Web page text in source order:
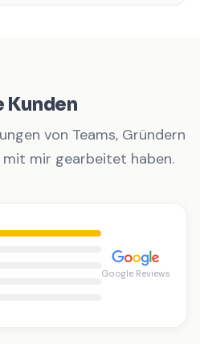
Kunden
von Teams, Gründern
mit mir gearbeitet haben.
Google Reviews